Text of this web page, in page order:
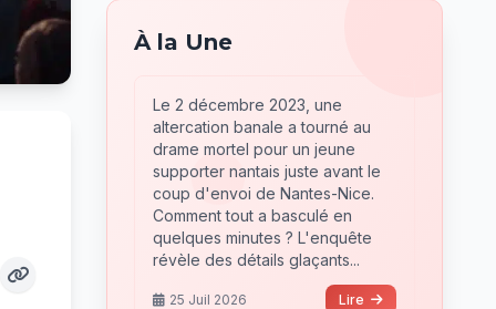
À la Une
Le 2 décembre 2023, une
altercation banale a tourné au
drame mortel pour un jeune
supporter nantais juste avant le
coup d'envoi de Nantes-Nice.
Comment tout a basculé en
quelques minutes ? L'enquête
révèle des détails glaçants...
25 Juil 2026 Lire